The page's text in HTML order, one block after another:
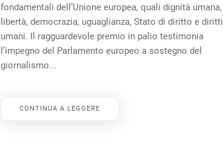
fondamentali dell’Unione europea, quali dignità umana,
libertà, democrazia, uguaglianza, Stato di diritto e diritti
umani. Il ragguardevole premio in palio testimonia
l’impegno del Parlamento europeo a sostegno del
giornalismo...
CONTINUA A LEGGERE